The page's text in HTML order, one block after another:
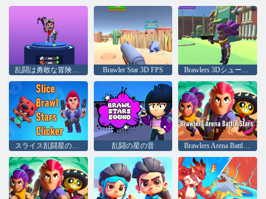
乱闘は勇敢な冒険です Brawler Star 3D FPS Brawlers 3Dシュータースター
スライス乱闘星のクリッカー 乱闘の星の音 Brawlers Arena Battle Stars